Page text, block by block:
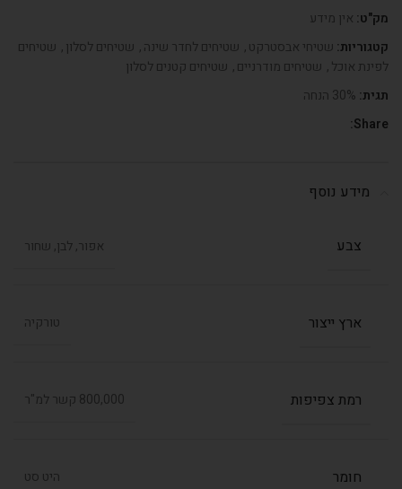
מק"ט: אין מידע
קטגוריות: שטיחי אבסטרקט, שטיחים לחדר שינה, שטיחים לסלון, שטיחים
לפינת אוכל, שטיחים מודרניים, שטיחים קטנים לסלון
תגית: 30% הנחה
Share:
מידע נוסף
צבע אפור, לבן, שחור
ארץ ייצור טורקיה
רמת צפיפות 800,000 קשר למ"ר
חומר היט סט